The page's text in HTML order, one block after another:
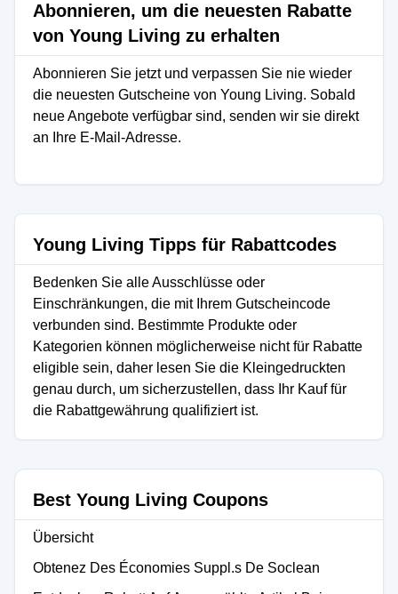
Abonnieren, um die neuesten Rabatte
von Young Living zu erhalten
Abonnieren Sie jetzt und verpassen Sie nie wieder
die neuesten Gutscheine von Young Living. Sobald
neue Angebote verfügbar sind, senden wir sie direkt
an Ihre E-Mail-Adresse.
Young Living Tipps für Rabattcodes
Bedenken Sie alle Ausschlüsse oder
Einschränkungen, die mit Ihrem Gutscheincode
verbunden sind. Bestimmte Produkte oder
Kategorien können möglicherweise nicht für Rabatte
eligible sein, daher lesen Sie die Kleingedruckten
genau durch, um sicherzustellen, dass Ihr Kauf für
die Rabattgewährung qualifiziert ist.
Best Young Living Coupons
Übersicht
Obtenez Des Économies Suppl.s De Soclean